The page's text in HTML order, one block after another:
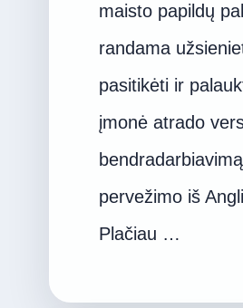
maisto papildų
randama
pasitikėti ir
įmonė atrado
pervežimo iš
Plačiau …